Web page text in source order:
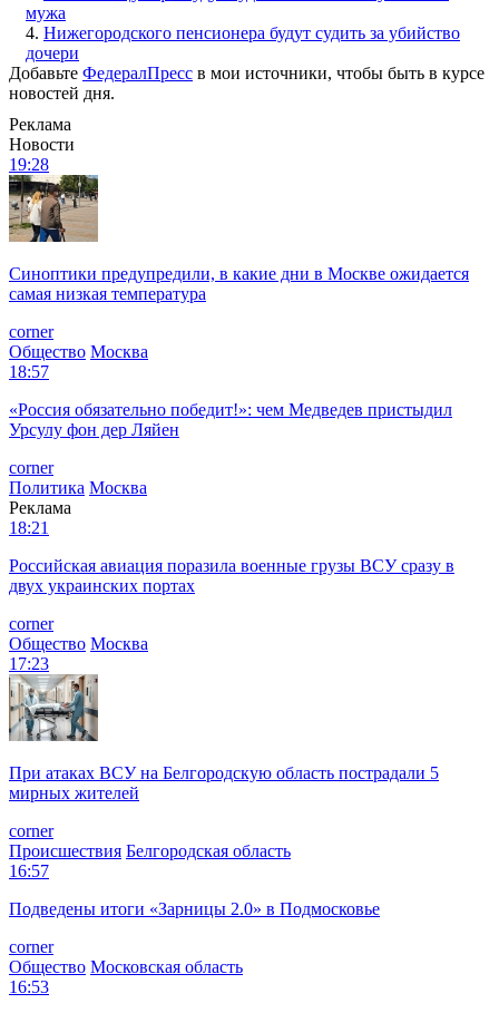
мужа
4. Нижегородского пенсионера будут судить за убийство
дочери
Добавьте ФедералПресс в мои источники, чтобы быть в курсе
новостей дня.
Реклама
Новости
19:28
Синоптики предупредили, в какие дни в Москве ожидается
самая низкая температура
corner
Общество Москва
18:57
«Россия обязательно победит!»: чем Медведев пристыдил
Урсулу фон дер Ляйен
corner
Политика Москва
Реклама
18:21
Российская авиация поразила военные грузы ВСУ сразу в
двух украинских портах
corner
Общество Москва
17:23
При атаках ВСУ на Белгородскую область пострадали 5
мирных жителей
corner
Происшествия Белгородская область
16:57
Подведены итоги «Зарницы 2.0» в Подмосковье
corner
Общество Московская область
16:53